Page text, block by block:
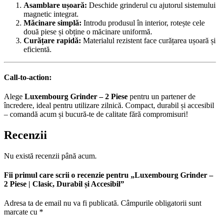
Asamblare ușoară: Deschide grinderul cu ajutorul sistemului
magnetic integrat.
Măcinare simplă: Introdu produsul în interior, rotește cele
două piese și obține o măcinare uniformă.
Curățare rapidă: Materialul rezistent face curățarea ușoară și
eficientă.
Call-to-action:
Alege Luxembourg Grinder – 2 Piese pentru un partener de
încredere, ideal pentru utilizare zilnică. Compact, durabil și accesibil
– comandă acum și bucură-te de calitate fără compromisuri!
Recenzii
Nu există recenzii până acum.
Fii primul care scrii o recenzie pentru „Luxembourg Grinder –
2 Piese | Clasic, Durabil și Accesibil”
Adresa ta de email nu va fi publicată. Câmpurile obligatorii sunt
marcate cu *